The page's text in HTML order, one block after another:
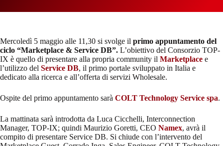
Mercoledì 5 maggio alle 11,30 si svolge il primo appuntamento del
ciclo “Marketplace & Service DB”. L’obiettivo del Consorzio TOP-
IX è quello di presentare alla propria community il Marketplace e
l’utilizzo del Service DB, il primo portale sviluppato in Italia e
dedicato alla ricerca e all’offerta di servizi Wholesale.
Ospite del primo appuntamento sarà COLT Technology Service spa.
La mattinata sarà introdotta da Luca Cicchelli, Interconnection
Manager, TOP-IX; quindi Maurizio Goretti, CEO Namex, avrà il
compito di presentare Service DB. Si chiude con l’intervento del